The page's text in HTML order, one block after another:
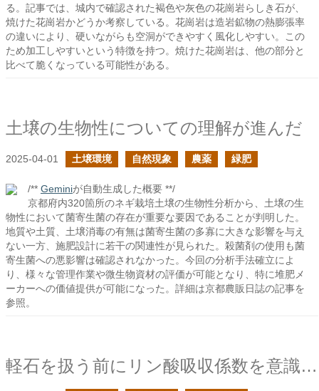
る。記事では、城内で確認された褐色や灰色の花崗岩らしき石が、
焼けた花崗岩かどうか考察している。花崗岩は造岩鉱物の熱膨張率
の違いにより、硬いながらも空洞ができやすく風化しやすい。この
ため加工しやすいという特徴を持つ。焼けた花崗岩は、他の部分と
比べて脆くなっている可能性がある。
土壌の生物性についての理解が進んだ
2025-04-01 土壌環境 自然現象 農薬 緑肥
/** Geminiが自動生成した概要 **/
京都府内320箇所のネギ栽培土壌の生物性分析から、土壌の生
物性において菌寄生菌の存在が重要な要因であることが判明した。
地質や土質、土壌消毒の有無は菌寄生菌の多寡に大きな影響を与え
ない一方、施肥設計に若干の関連性が見られた。殺菌剤の使用も菌
寄生菌への悪影響は確認されなかった。今回の分析手法確立によ
り、様々な管理作業や微生物資材の評価が可能となり、特に堆肥メ
ーカーへの価値提供が可能になった。詳細は京都農販日誌の記事を
参照。
軽石を扱う前にリン酸吸収係数を意識しよう